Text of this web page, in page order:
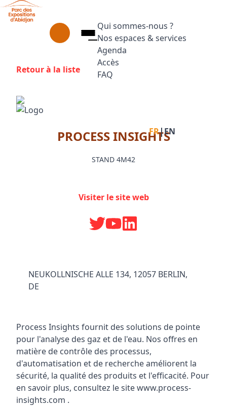
Aller au contenu principal
Qui sommes-nous ?
Nos espaces & services
Agenda
Accès
FAQ
FR|EN
Retour à la liste
PROCESS INSIGHTS
STAND 4M42
Visiter le site web
NEUKOLLNISCHE ALLE 134, 12057 BERLIN,
DE
Process Insights fournit des solutions de pointe
pour l'analyse des gaz et de l'eau. Nos offres en
matière de contrôle des processus,
d'automatisation et de recherche améliorent la
sécurité, la qualité des produits et l'efficacité. Pour
en savoir plus, consultez le site www.process-
insights.com .
Panneau de gestion des cookies